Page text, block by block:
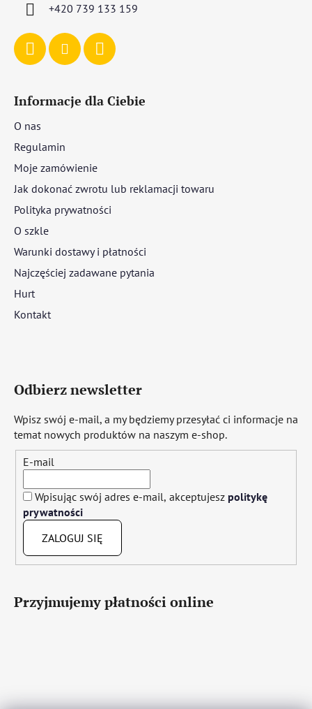
+420 739 133 159
Informacje dla Ciebie
O nas
Regulamin
Moje zamówienie
Jak dokonać zwrotu lub reklamacji towaru
Polityka prywatności
O szkle
Warunki dostawy i płatności
Najczęściej zadawane pytania
Hurt
Kontakt
Odbierz newsletter
Wpisz swój e-mail, a my będziemy przesyłać ci informacje na
temat nowych produktów na naszym e-shop.
E-mail
Wpisując swój adres e-mail, akceptujesz politykę
prywatności
ZALOGUJ SIĘ
Przyjmujemy płatności online